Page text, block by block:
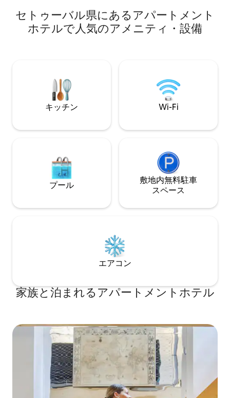
セトゥーバル県にあるアパートメント
ホテルで人気のアメニティ・設備
キッチン Wi-Fi
プール
敷地内無料駐⁠車
ス⁠ペ⁠ー⁠ス
エアコン
家族と泊まれるアパートメントホテル